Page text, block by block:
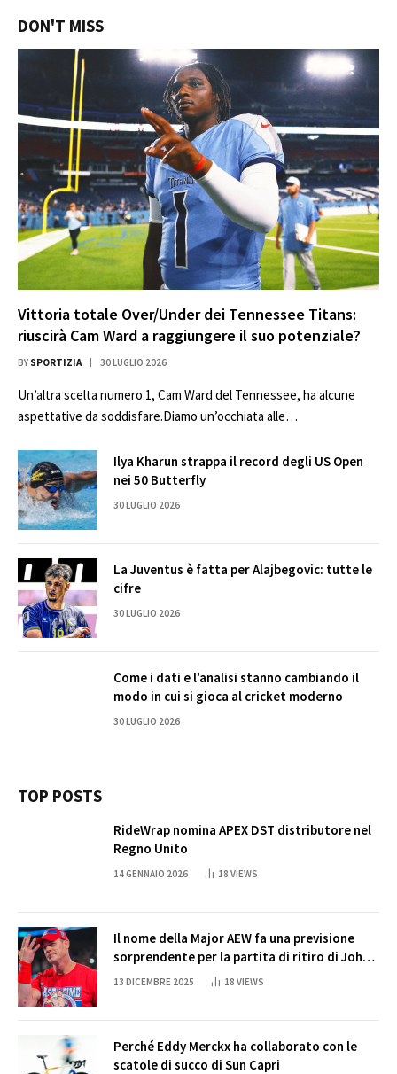
DON'T MISS
Vittoria totale Over/Under dei Tennessee Titans:
riuscirà Cam Ward a raggiungere il suo potenziale?
BY SPORTIZIA 30 LUGLIO 2026
Un’altra scelta numero 1, Cam Ward del Tennessee, ha alcune
aspettative da soddisfare.Diamo un’occhiata alle…
Ilya Kharun strappa il record degli US Open
nei 50 Butterfly
30 LUGLIO 2026
La Juventus è fatta per Alajbegovic: tutte le
cifre
30 LUGLIO 2026
Come i dati e l’analisi stanno cambiando il
modo in cui si gioca al cricket moderno
30 LUGLIO 2026
TOP POSTS
RideWrap nomina APEX DST distributore nel
Regno Unito
14 GENNAIO 2026 18 VIEWS
Il nome della Major AEW fa una previsione
sorprendente per la partita di ritiro di John
Cena
13 DICEMBRE 2025 18 VIEWS
Perché Eddy Merckx ha collaborato con le
scatole di succo di Sun Capri